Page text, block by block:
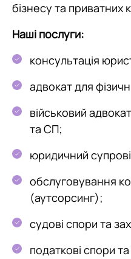
бізнесу та приватних
Наші послуги:
консультація
адвокат для
військовий
та СП;
юридичний
обслуговування
(аутсорсинг);
судові спори та
податкові спори